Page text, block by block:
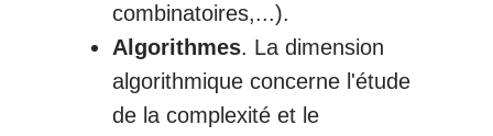
combinatoires,...).
Algorithmes. La dimension
algorithmique concerne l'étude
de la complexité et le